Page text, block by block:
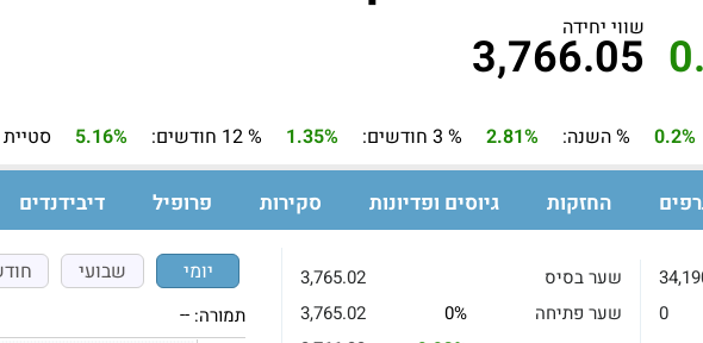
שווי יחידה
3,766.05
0.2% % השנה: 2.81% % 3 חודשים: 1.35% % 12 חודשים: 5.16%
החזקות גיוסים ופדיונות סקירות פרופיל דיבידנדים
0
שער בסיס
3,765.02
שער פתיחה
0%
3,765.02
יומי שבועי
תמורה: --